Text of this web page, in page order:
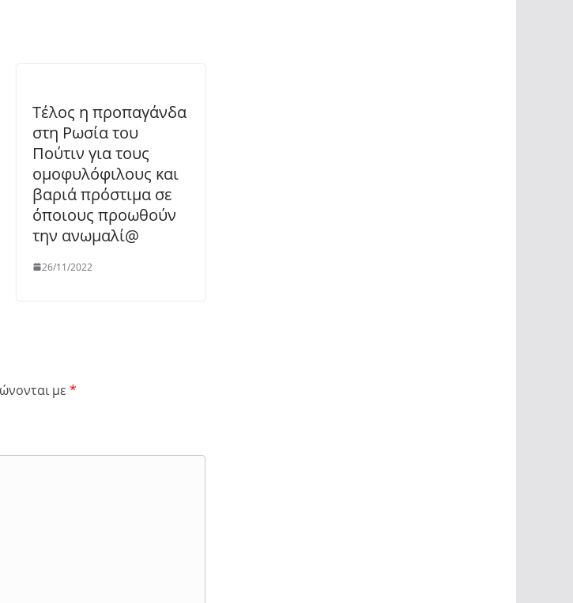
Τέλος η προπαγάνδα
στη Ρωσία του
Πούτιν για τους
ομοφυλόφιλους και
βαριά πρόστιμα σε
όποιους προωθούν
την ανωμαλί@
26/11/2022
με *